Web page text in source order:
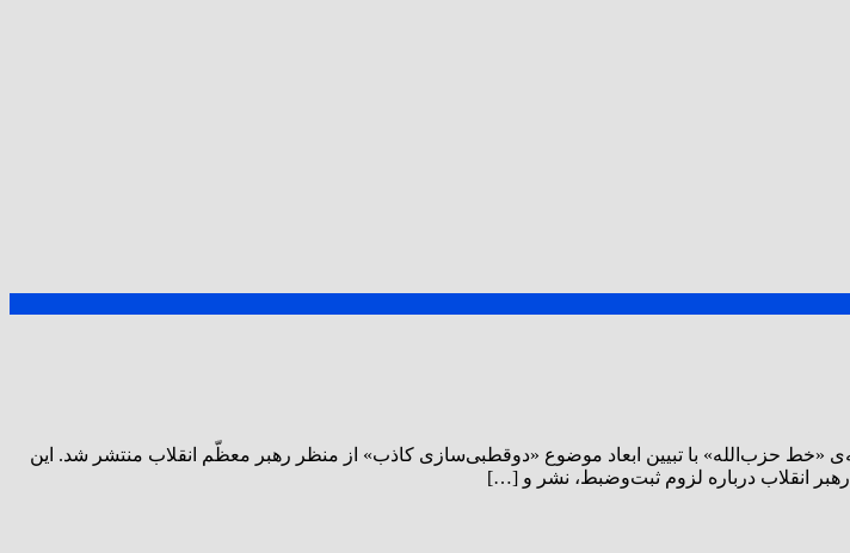
حزب‌الله» با تبیین ابعاد موضوع «دوقطبی‌سازی کاذب» از منظر رهبر معظّم انقلاب منتشر شد. این
انقلاب درباره لزوم ثبت‌وضبط، نشر و […]